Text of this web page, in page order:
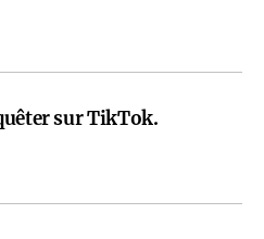
sur TikTok.